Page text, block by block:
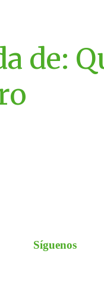
de:
Síguenos